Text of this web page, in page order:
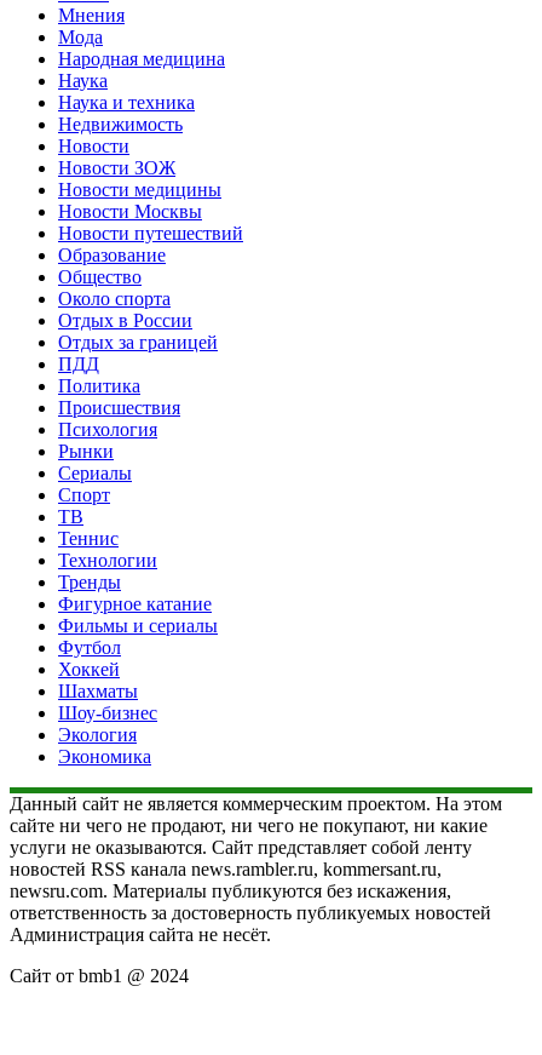
Мнения
Мода
Народная медицина
Наука
Наука и техника
Недвижимость
Новости
Новости ЗОЖ
Новости медицины
Новости Москвы
Новости путешествий
Образование
Общество
Около спорта
Отдых в России
Отдых за границей
ПДД
Политика
Происшествия
Психология
Рынки
Сериалы
Спорт
ТВ
Теннис
Технологии
Тренды
Фигурное катание
Фильмы и сериалы
Футбол
Хоккей
Шахматы
Шоу-бизнес
Экология
Экономика
Данный сайт не является коммерческим проектом. На этом
сайте ни чего не продают, ни чего не покупают, ни какие
услуги не оказываются. Сайт представляет собой ленту
новостей RSS канала news.rambler.ru, kommersant.ru,
newsru.com. Материалы публикуются без искажения,
ответственность за достоверность публикуемых новостей
Администрация сайта не несёт.
Сайт от bmb1 @ 2024